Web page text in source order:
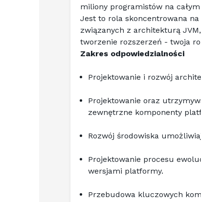
miliony programistów na
Jest to rola skoncentrowana
związanych z architekturą
tworzenie rozszerzeń - twoja
Zakres odpowiedzialności
Projektowanie i rozwój
Projektowanie oraz
zewnętrzne komponenty
Rozwój środowiska
Projektowanie procesu
wersjami platformy.
Przebudowa kluczowych